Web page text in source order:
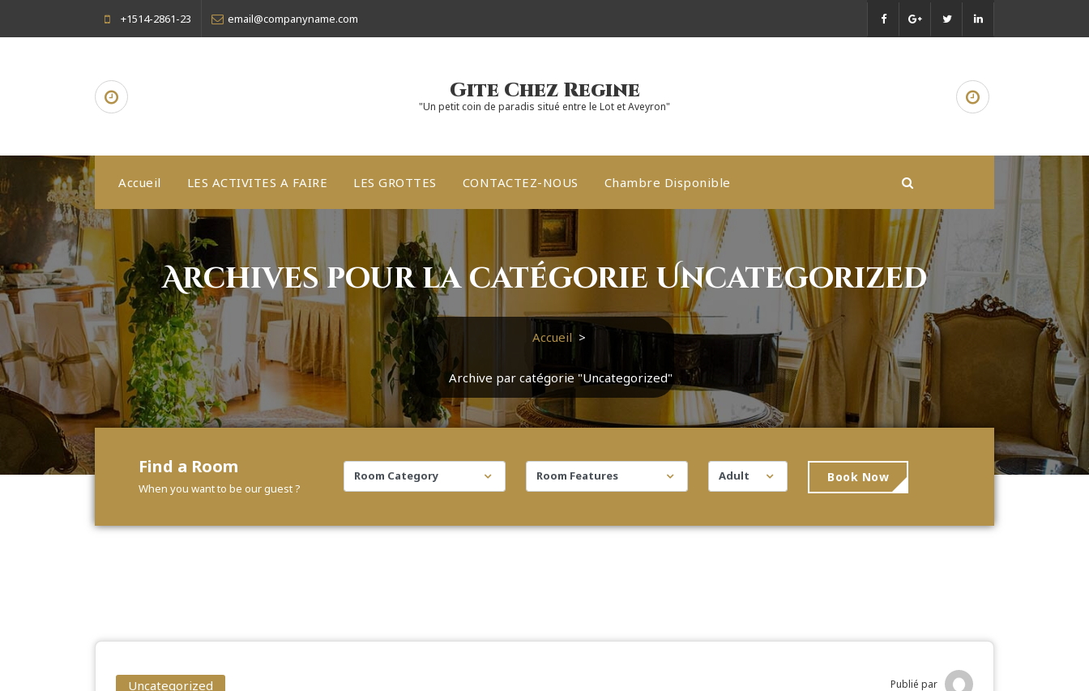
+1514-2861-23 email@companyname.com
Gite Chez Regine
"Un petit coin de paradis situé entre le Lot et Aveyron"
Accueil LES ACTIVITES A FAIRE LES GROTTES CONTACTEZ-NOUS Chambre Disponible
Archives pour la catégorie Uncategorized
Accueil >
Archive par catégorie "Uncategorized"
Find a Room
When you want to be our guest ?
Book Now
Uncategorized Publié par